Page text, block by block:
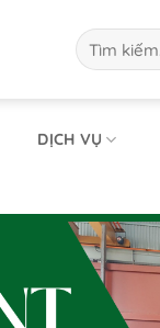
Tìm
kiếm:
DỊCH VỤ